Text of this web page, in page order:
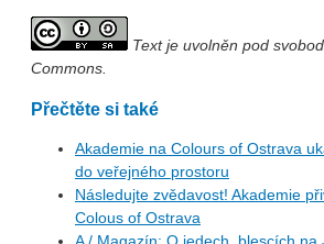
Text je uvolněn pod
Commons.
Přečtěte si také
Akademie na Colours of Ostrava
do veřejného prostoru
Následujte zvědavost! Akademie
Colous of Ostrava